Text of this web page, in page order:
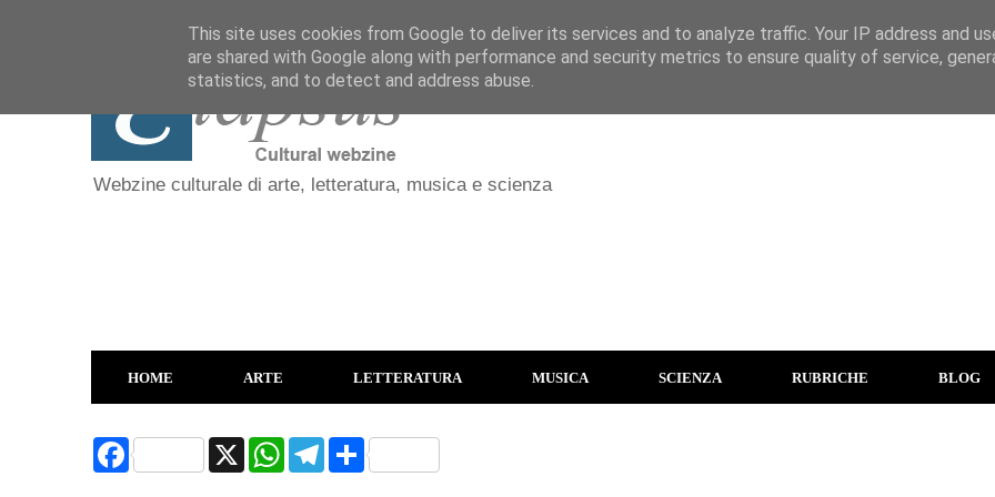
Webzine culturale di arte, letteratura, musica e scienza
HOME ARTE LETTERATURA MUSICA SCIENZA RUBRICHE BLOG
F
a
X
W
T
S
h
This site uses cookies from Google to deliver its services and to analyze traffic. Your IP address and
are shared with Google along with performance and security metrics to ensure quality of service,
statistics, and to detect and address abuse.